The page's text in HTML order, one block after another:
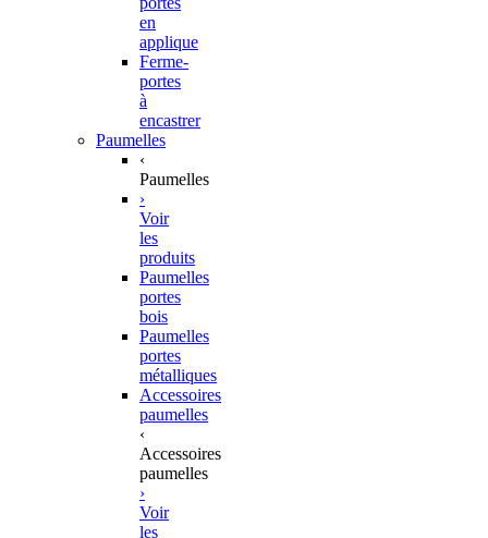
en
applique
Ferme-
portes
à
encastrer
Paumelles
‹
Paumelles
›
Voir
les
produits
Paumelles
portes
bois
Paumelles
portes
métalliques
Accessoires
paumelles
‹
Accessoires
paumelles
›
Voir
les